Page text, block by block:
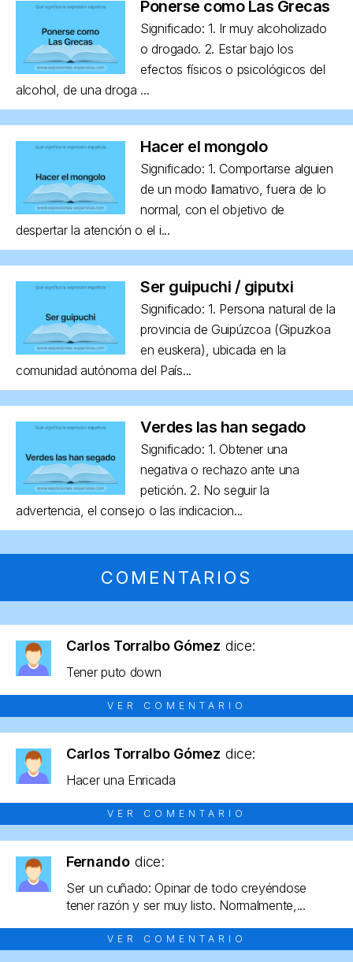
Ponerse como Las Grecas
Significado: 1. Ir muy alcoholizado
o drogado. 2. Estar bajo los
efectos físicos o psicológicos del
alcohol, de una droga ...
Hacer el mongolo
Significado: 1. Comportarse alguien
de un modo llamativo, fuera de lo
normal, con el objetivo de
despertar la atención o el i...
Ser guipuchi / giputxi
Significado: 1. Persona natural de la
provincia de Guipúzcoa (Gipuzkoa
en euskera), ubicada en la
comunidad autónoma del País...
Verdes las han segado
Significado: 1. Obtener una
negativa o rechazo ante una
petición. 2. No seguir la
advertencia, el consejo o las indicacion...
COMENTARIOS
Carlos Torralbo Gómez dice:
Tener puto down
VER COMENTARIO
Carlos Torralbo Gómez dice:
Hacer una Enricada
VER COMENTARIO
Fernando dice:
Ser un cuñado: Opinar de todo creyéndose
tener razón y ser muy listo. Normalmente,...
VER COMENTARIO